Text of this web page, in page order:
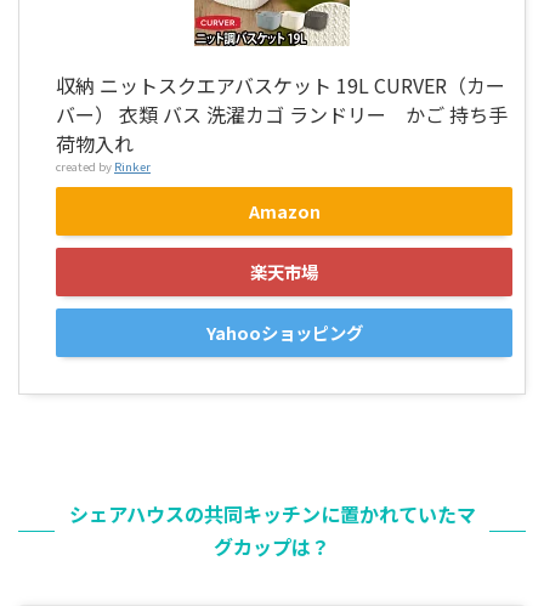
収納 ニットスクエアバスケット 19L CURVER（カー
バー） 衣類 バス 洗濯カゴ ランドリー かご 持ち手
荷物入れ
created by Rinker
Amazon
楽天市場
Yahooショッピング
シェアハウスの共同キッチンに置かれていたマ
グカップは？